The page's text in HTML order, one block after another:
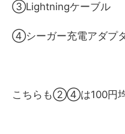
③Lightningケーブル
④シーガー充電アダプ
こちらも②④は100円均